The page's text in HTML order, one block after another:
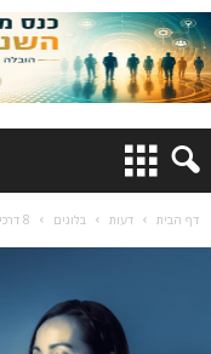
דף הבית דעות בלוגים 8 דרכים לאיסוף מידע רלוונטי על המועמד בעזרת בינה מלאכותית